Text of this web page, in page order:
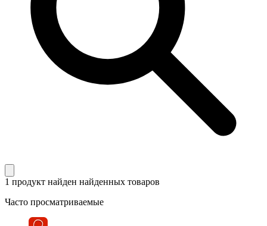
1 продукт найден найденных товаров
Часто просматриваемые